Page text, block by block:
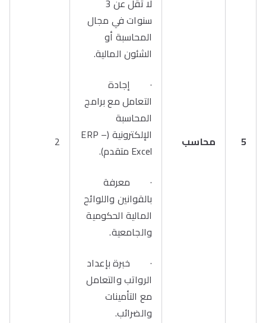
5 محاسب
لا تقل عن 3
سنوات في مجال
المحاسبة أو
الشئون المالية.
· إجادة
التعامل مع برامج
المحاسبة
الإلكترونية (ERP –
Excel متقدم).
· معرفة
بالقوانين واللوائح
المالية الحكومية
والجامعية.
· خبرة بإعداد
الرواتب والتعامل
مع التأمينات
والضرائب.
2